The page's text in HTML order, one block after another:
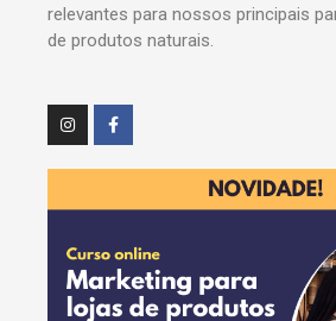
relevantes para nossos principais
de produtos naturais.